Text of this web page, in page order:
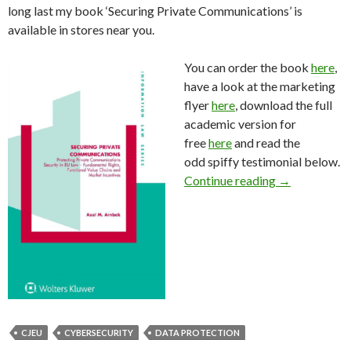
long last my book ‘Securing Private Communications’ is
available in stores near you.
You can order the book here
have a look at the marketing
flyerhere , download the full
academic version for
freehereand read the
odd spiffy testimonial below.
Continue reading
Here it is:
→
CJEU CYBERSECURITY
DATA PROTECTION